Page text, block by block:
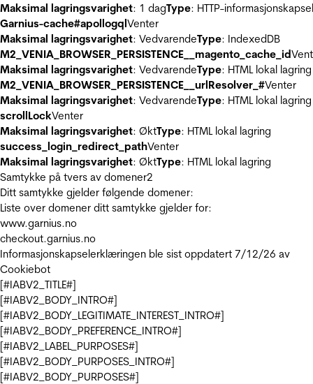
Maksimal lagringsvarighet: 1 dagType: HTTP-informasjonskapsel
Garnius-cache#apollogqlVenter
Maksimal lagringsvarighet: VedvarendeType: IndexedDB
M2_VENIA_BROWSER_PERSISTENCE__magento_cache_id
Maksimal lagringsvarighet: VedvarendeType: HTML lokal lagring
M2_VENIA_BROWSER_PERSISTENCE__urlResolver_#Venter
Maksimal lagringsvarighet: VedvarendeType: HTML lokal lagring
scrollLockVenter
Maksimal lagringsvarighet: ØktType: HTML lokal lagring
success_login_redirect_pathVenter
Maksimal lagringsvarighet: ØktType: HTML lokal lagring
Samtykke på tvers av domener2
Ditt samtykke gjelder følgende domener:
Liste over domener ditt samtykke gjelder for:
www.garnius.no
checkout.garnius.no
Informasjonskapselerklæringen ble sist oppdatert 7/12/26 av
Cookiebot
[#IABV2_TITLE#]
[#IABV2_BODY_INTRO#]
[#IABV2_BODY_LEGITIMATE_INTEREST_INTRO#]
[#IABV2_BODY_PREFERENCE_INTRO#]
[#IABV2_LABEL_PURPOSES#]
[#IABV2_BODY_PURPOSES_INTRO#]
[#IABV2_BODY_PURPOSES#]